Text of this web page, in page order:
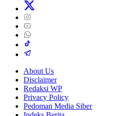
About Us
Disclaimer
Redaksi WP
Privacy Policy
Pedoman Media Siber